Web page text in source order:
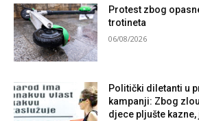
Protest zbog
trotineta
06/08/2026
Politički diletanti u
kampanji: Zbog
djece pljušte